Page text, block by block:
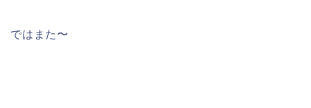
ではまた〜